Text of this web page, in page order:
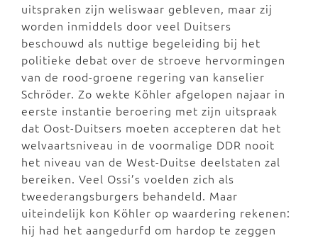
uitspraken zijn weliswaar gebleven, maar zij
worden inmiddels door veel Duitsers
beschouwd als nuttige begeleiding bij het
politieke debat over de stroeve hervormingen
van de rood-groene regering van kanselier
Schröder. Zo wekte Köhler afgelopen najaar in
eerste instantie beroering met zijn uitspraak
dat Oost-Duitsers moeten accepteren dat het
welvaartsniveau in de voormalige DDR nooit
het niveau van de West-Duitse deelstaten zal
bereiken. Veel Ossi’s voelden zich als
tweederangsburgers behandeld. Maar
uiteindelijk kon Köhler op waardering rekenen:
hij had het aangedurfd om hardop te zeggen